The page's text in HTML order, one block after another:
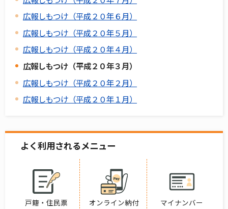
広報しもつけ（平成２０年６月）
広報しもつけ（平成２０年５月）
広報しもつけ（平成２０年４月）
広報しもつけ（平成２０年３月）
広報しもつけ（平成２０年２月）
広報しもつけ（平成２０年１月）
よく利用されるメニュー
戸籍・住民票 オンライン納付 マイナンバー